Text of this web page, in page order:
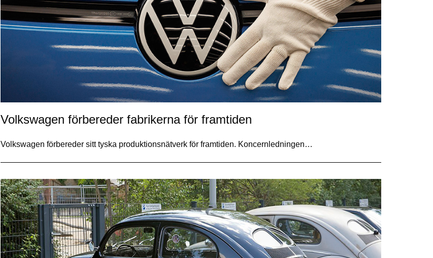
Volkswagen förbereder fabrikerna för framtiden
Volkswagen förbereder sitt tyska produktionsnätverk för framtiden. Koncernledningen…